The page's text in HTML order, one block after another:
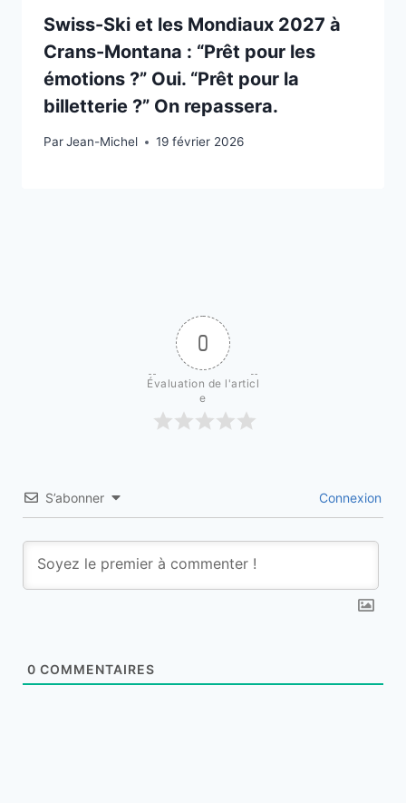
Swiss-Ski et les Mondiaux 2027 à
Crans-Montana : “Prêt pour les
émotions ?” Oui. “Prêt pour la
billetterie ?” On repassera.
ParJean-Michel
19 février 2026 19 février 2026
0
Évaluation de l'articl
e
S’abonner Connexion
0 COMMENTAIRES